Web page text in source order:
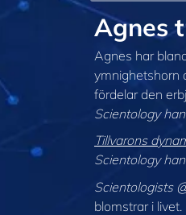
Agnes
Agnes har
ymnighetshorn
fördelar den
Scientology
Tillvarons
Scientology
Scientologists
blomstrar i livet.